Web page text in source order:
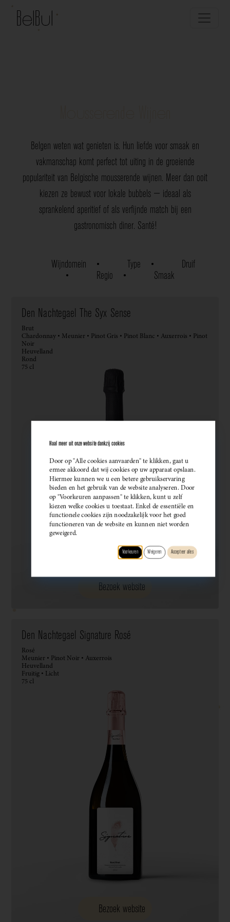
Belgen weten wat genieten is. Hun liefde voor smaak en
vakmanschap komt perfect tot uiting in de groeiende
populariteit van Belgische mousserende wijnen. Meer dan ooit
kiezen ze bewust voor lokale bubbels — ideaal als
sprankelend aperitief of als verfijnde match bij een
gastronomisch diner. Santé!
Wijndomein Type
Druif
Regio
Smaak
Den Nachtegael The Syx Sense
Brut
Chardonnay • Meunier • Pinot Gris • Pinot Blanc • Auxerrois • Pinot
Noir
Heuvelland
Rond
75 cl
Bezoek website
Den Nachtegael Signature Rosé
Rosé
Meunier • Pinot Noir • Auxerrois
Heuvelland
Fruitig • Licht
75 cl
Bezoek website
Haal meer uit onze website dankzij cookies
Door op "Alle cookies aanvaarden" te klikken, gaat u
ermee akkoord dat wij cookies op uw apparaat opslaan.
Hiermee kunnen we u een betere gebruikservaring
bieden en het gebruik van de website analyseren. Door
op "Voorkeuren aanpassen" te klikken, kunt u zelf
kiezen welke cookies u toestaat. Enkel de essentiële en
functionele cookies zijn noodzakelijk voor het goed
functioneren van de website en kunnen niet worden
geweigerd.
Voorkeuren Weigeren Accepteer alles